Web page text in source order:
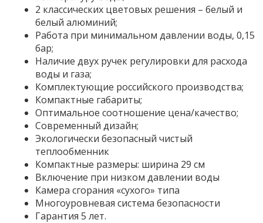
2 классических цветовых решения – белый и
белый алюминий;
Работа при минимальном давлении воды, 0,15
бар;
Наличие двух ручек регулировки для расхода
воды и газа;
Комплектующие российского производства;
Компактные габариты;
Оптимальное соотношение цена/качество;
Современный дизайн;
Экологически безопасный чистый
теплообменник
Компактные размеры: ширина 29 см
Включение при низком давлении воды
Камера сгорания «сухого» типа
Многоуровневая система безопасности
Гарантия 5 лет.